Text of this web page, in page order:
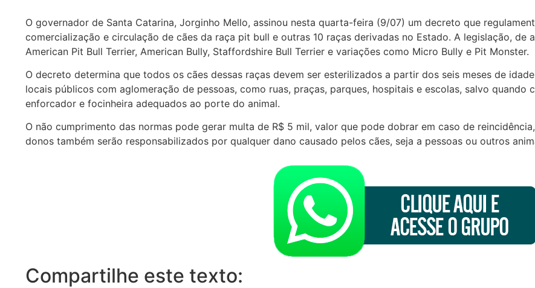
O governador de Santa Catarina, Jorginho Mello, assinou nesta quarta-feira (9/07) um decreto que
comercialização e circulação de cães da raça pit bull e outras 10 raças derivadas no Estado. A legislação,
American Pit Bull Terrier, American Bully, Staffordshire Bull Terrier e variações como Micro Bully e Pit Monster.
O decreto determina que todos os cães dessas raças devem ser esterilizados a partir dos seis meses de
locais públicos com aglomeração de pessoas, como ruas, praças, parques, hospitais e escolas, salvo quando
enforcador e focinheira adequados ao porte do animal.
O não cumprimento das normas pode gerar multa de R$ 5 mil, valor que pode dobrar em caso de
donos também serão responsabilizados por qualquer dano causado pelos cães, seja a pessoas ou outros
Compartilhe este texto: